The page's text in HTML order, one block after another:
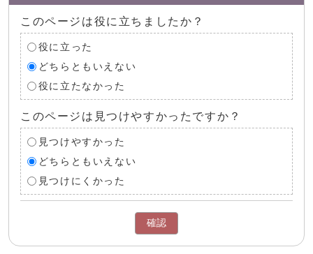
このページは役に立ちましたか？
役に立った
どちらともいえない
役に立たなかった
このページは見つけやすかったですか？
見つけやすかった
どちらともいえない
見つけにくかった
確認